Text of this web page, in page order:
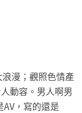
漫；觀照色情產
動容。男人啊男
AV，寫的還是